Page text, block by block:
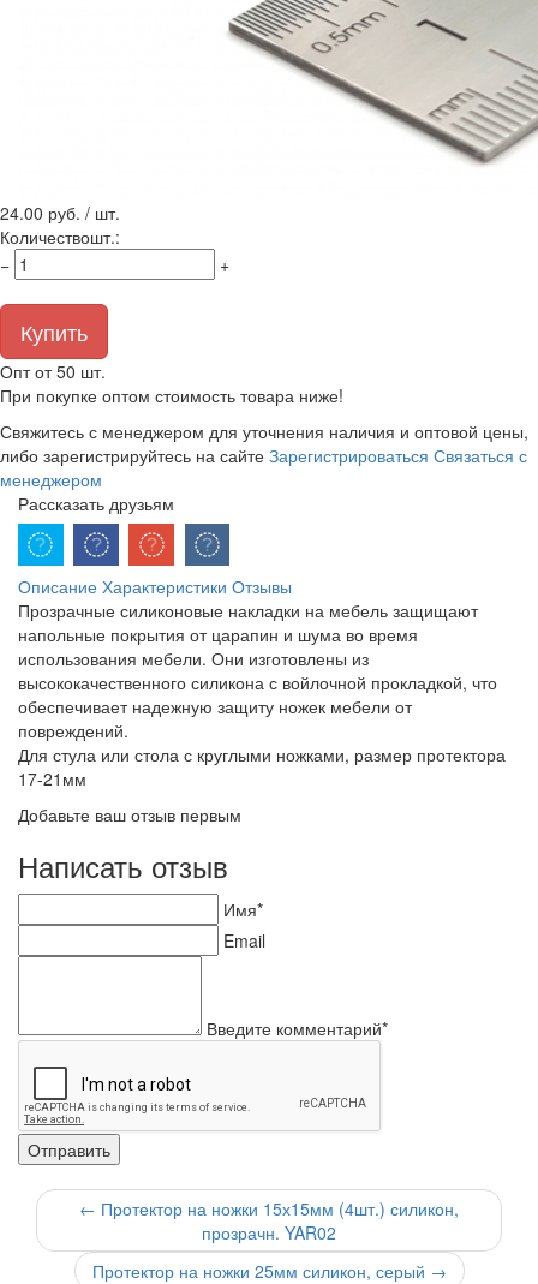
24.00 руб. / шт.
Количествошт.:
−
+
Купить
Опт от 50 шт.
При покупке оптом стоимость товара ниже!
Свяжитесь с менеджером для уточнения наличия и оптовой цены,
либо зарегистрируйтесь на сайте Зарегистрироваться Связаться с
менеджером
Рассказать друзьям
Описание Характеристики Отзывы
Прозрачные силиконовые накладки на мебель защищают
напольные покрытия от царапин и шума во время
использования мебели. Они изготовлены из
высококачественного силикона с войлочной прокладкой, что
обеспечивает надежную защиту ножек мебели от
повреждений.
Для стула или стола с круглыми ножками, размер протектора
17-21мм
Добавьте ваш отзыв первым
Написать отзыв
Имя*
Email
Введите комментарий*
← Протектор на ножки 15х15мм (4шт.) силикон,
прозрачн. YAR02
Протектор на ножки 25мм силикон, серый →